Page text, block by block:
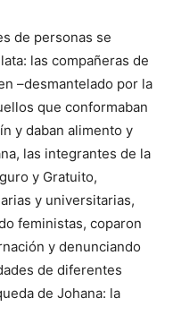
de personas se
las compañeras de
–desmantelado por la
que conformaban
y daban alimento y
las integrantes de la
y Gratuito,
y universitarias,
feministas, coparon
y denunciando
de diferentes
de Johana: la